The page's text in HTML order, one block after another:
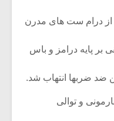
از درام ست های مدرن
بر پایه درامز و باس
ضد ضربها انتهاب شد.
و توالی